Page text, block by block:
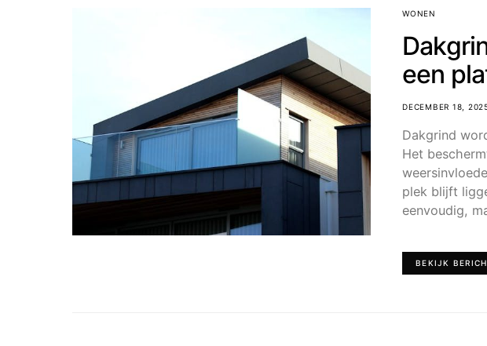
WONEN
een
DECEMBER 18,
Dakgrind
Het
plek blijft
eenvoudig,
BEKIJK